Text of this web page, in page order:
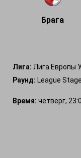
Брага
Лига: Лига Европы
Раунд: League
Время: четверг,